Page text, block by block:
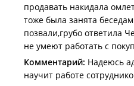
продавать накидала
тоже была занята
позвали,грубо ответила
не умеют работать с
Комментарий: Надеюсь
научит работе